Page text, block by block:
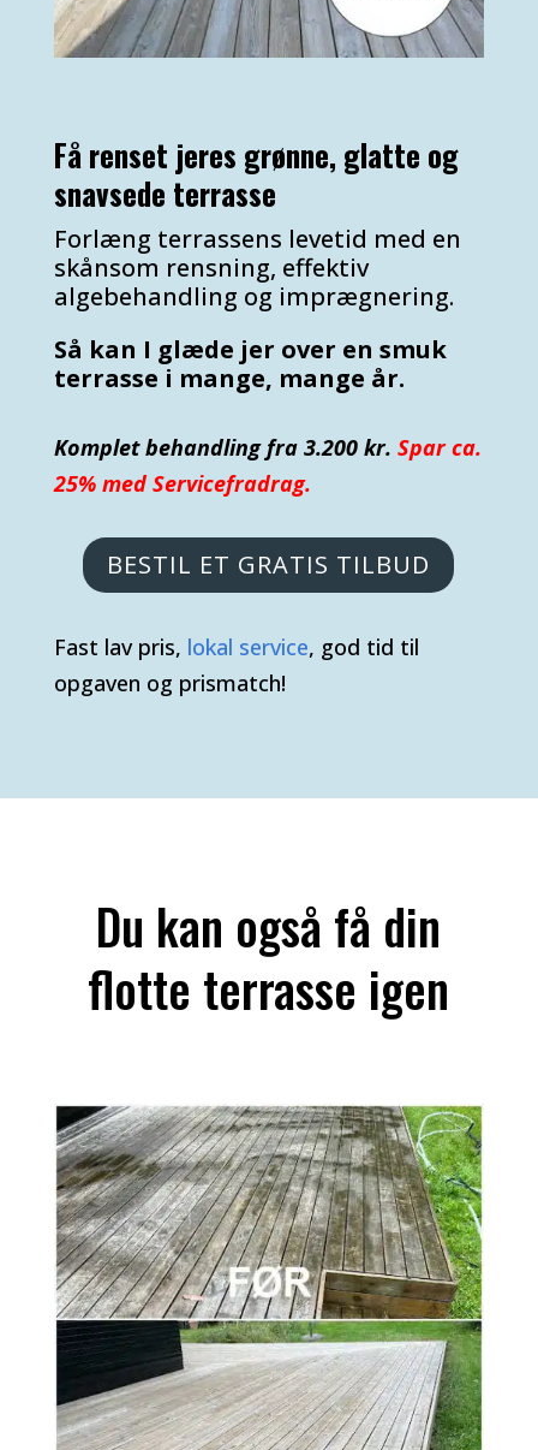
Få renset jeres grønne, glatte og
snavsede terrasse
Forlæng terrassens levetid med en
skånsom rensning, effektiv
algebehandling og imprægnering.
Så kan I glæde jer over en smuk
terrasse i mange, mange år.
Komplet behandling fra 3.200 kr. Spar ca.
25% med Servicefradrag.
BESTIL ET GRATIS TILBUD
Fast lav pris, lokal service, god tid til
opgaven og prismatch!
Du kan også få din
flotte terrasse igen